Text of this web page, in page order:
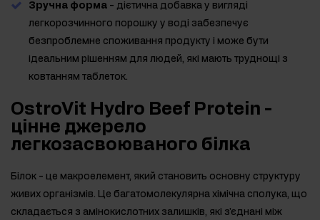
Зручна форма - дієтична добавка у вигляді
легкорозчинного порошку у воді забезпечує
безпроблемне споживання продукту і може бути
ідеальним рішенням для людей, які мають труднощі з
ковтанням таблеток.
OstroVit Hydro Beef Protein -
цінне джерело
легкозасвоюваного білка
Білок - це макроелемент, який становить основну структуру
живих організмів. Це багатомолекулярна хімічна сполука, що
складається з амінокислотних залишків, які з'єднані між